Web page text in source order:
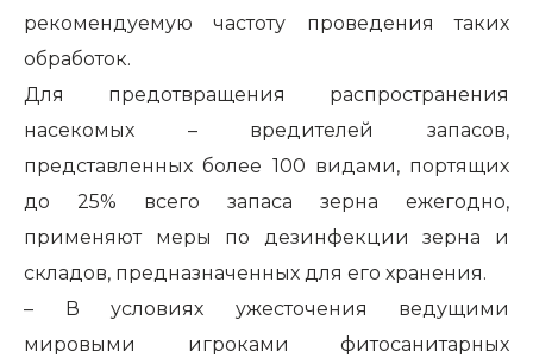
рекомендуемую частоту проведения таких
обработок.
Для предотвращения распространения
насекомых – вредителей запасов,
представленных более 100 видами, портящих
до 25% всего запаса зерна ежегодно,
применяют меры по дезинфекции зерна и
складов, предназначенных для его хранения.
– В условиях ужесточения ведущими
мировыми игроками фитосанитарных